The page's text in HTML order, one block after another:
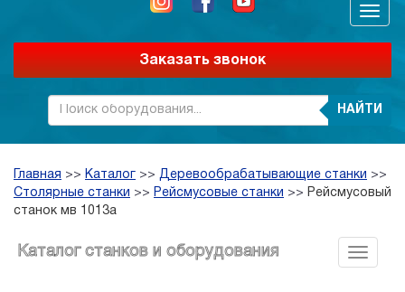
Заказать звонок
НАЙТИ
Главная >> Каталог >> Деревообрабатывающие станки >>
Столярные станки >> Рейсмусовые станки >> Рейсмусовый
станок мв 1013а
Каталог станков и оборудования